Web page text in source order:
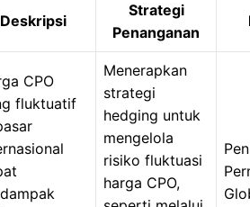
Deskripsi
Strategi
Penanganan
CPO
fluktuatif
Menerapkan
strategi
hedging untuk
mengelola
risiko fluktuasi
harga CPO,